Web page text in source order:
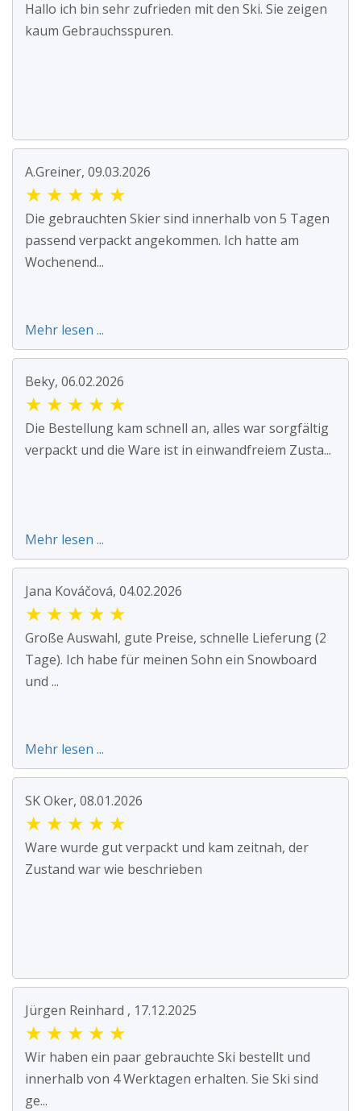
Hallo ich bin sehr zufrieden mit den Ski. Sie zeigen
kaum Gebrauchsspuren.
A.Greiner, 09.03.2026
★ ★ ★ ★ ★
Die gebrauchten Skier sind innerhalb von 5 Tagen
passend verpackt angekommen. Ich hatte am
Wochenend...
Mehr lesen ...
Beky, 06.02.2026
★ ★ ★ ★ ★
Die Bestellung kam schnell an, alles war sorgfältig
verpackt und die Ware ist in einwandfreiem Zusta...
Mehr lesen ...
Jana Kováčová, 04.02.2026
★ ★ ★ ★ ★
Große Auswahl, gute Preise, schnelle Lieferung (2
Tage). Ich habe für meinen Sohn ein Snowboard
und ...
Mehr lesen ...
SK Oker, 08.01.2026
★ ★ ★ ★ ★
Ware wurde gut verpackt und kam zeitnah, der
Zustand war wie beschrieben
Jürgen Reinhard , 17.12.2025
★ ★ ★ ★ ★
Wir haben ein paar gebrauchte Ski bestellt und
innerhalb von 4 Werktagen erhalten. Sie Ski sind
ge...